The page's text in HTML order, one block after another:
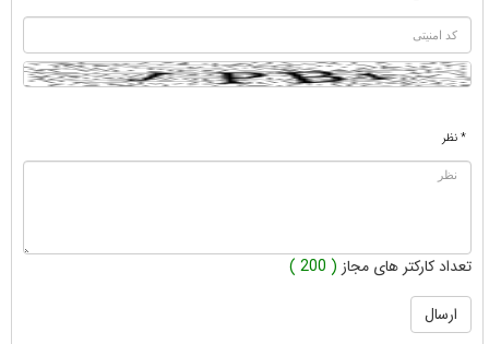
* نظر
تعداد کارکتر های مجاز ( 200 )